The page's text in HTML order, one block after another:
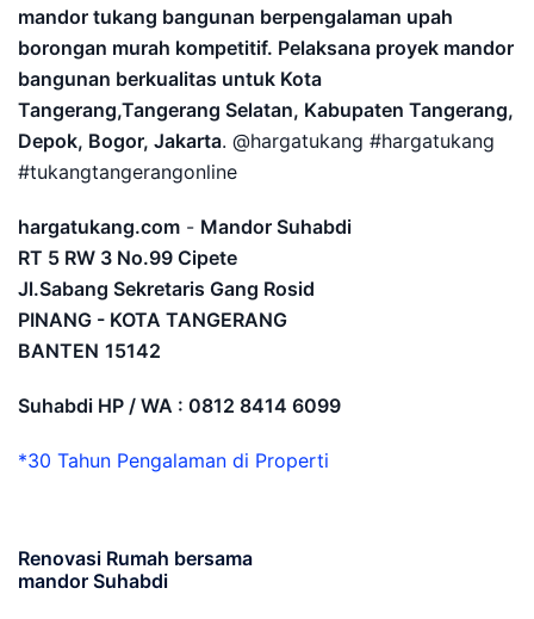
mandor tukang bangunan berpengalaman upah
borongan murah kompetitif. Pelaksana proyek mandor
bangunan berkualitas untuk Kota
Tangerang,Tangerang Selatan, Kabupaten Tangerang,
Depok, Bogor, Jakarta. @hargatukang #hargatukang
#tukangtangerangonline
hargatukang.com - Mandor Suhabdi
RT 5 RW 3 No.99 Cipete
Jl.Sabang Sekretaris Gang Rosid
PINANG - KOTA TANGERANG
BANTEN 15142
Suhabdi HP / WA : 0812 8414 6099
*30 Tahun Pengalaman di Properti
Renovasi Rumah bersama
mandor Suhabdi